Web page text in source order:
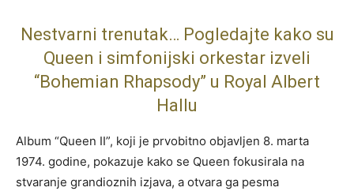
Nestvarni trenutak… Pogledajte kako su
Queen i simfonijski orkestar izveli
“Bohemian Rhapsody” u Royal Albert
Hallu
Album “Queen II”, koji je prvobitno objavljen 8. marta
1974. godine, pokazuje kako se Queen fokusirala na
stvaranje grandioznih izjava, a otvara ga pesma